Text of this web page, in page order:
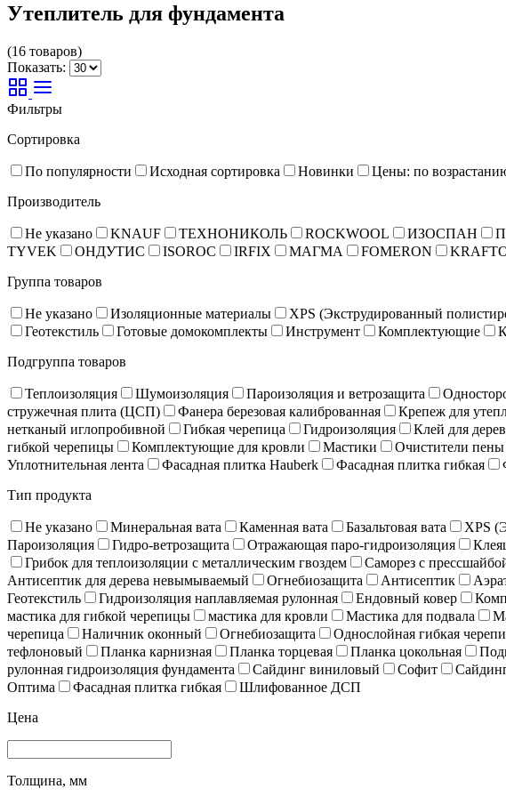
Утеплитель для фундамента
(16 товаров)
Показать:
Фильтры
Сортировка
По популярности Исходная сортировка Новинки Цены: по
Производитель
Не указано KNAUF ТЕХНОНИКОЛЬ ROCKWOOL ИЗОСПАН
TYVEK
ОНДУТИС ISOROC IRFIX МАГМА FOMERON
Группа товаров
Не указано Изоляционные материалы XPS (Экструдированный
Геотекстиль
Готовые домокомплекты Инструмент Комплектующие
Подгруппа товаров
Теплоизоляция Шумоизоляция Пароизоляция и ветрозащита
стружечная плита (ЦСП)
Фанера березовая калиброванная Крепеж для
нетканый иглопробивной
Гибкая черепица Гидроизоляция Клей для
гибкой черепицы
Комплектующие для кровли Мастики Очистители пены
Уплотнительная лента
Фасадная плитка Hauberk Фасадная плитка гибкая
Тип продукта
Не указано Минеральная вата Каменная вата Базальтовая вата XPS
Пароизоляция
Гидро-ветрозащита Отражающая паро-гидроизоляция
Грибок для теплоизоляции с металлическим гвоздем
Саморез с
Антисептик для дерева невымываемый
Огнебиозащита Антисептик
Геотекстиль
Гидроизоляция наплавляемая рулонная Ендовный ковер
мастика для гибкой черепицы
мастика для кровли Мастика для подвала
черепица
Наличник оконный Огнебиозащита Однослойная гибкая
тефлоновый
Планка карнизная Планка торцевая Планка цокольная
рулонная гидроизоляция фундамента
Сайдинг виниловый Софит
Оптима
Фасадная плитка гибкая
Шлифованное ДСП
Цена
Толщина, мм